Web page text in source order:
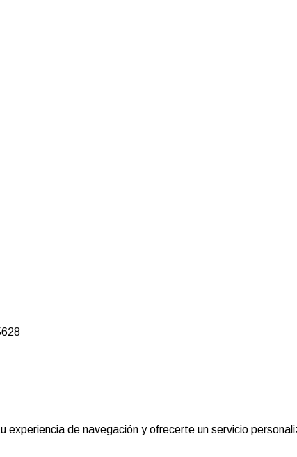
experiencia de navegación y ofrecerte un servicio